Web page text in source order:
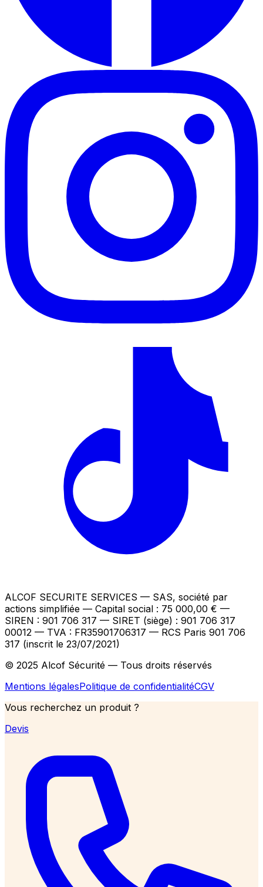
ALCOF SECURITE SERVICES — SAS, société par
actions simplifiée — Capital social : 75 000,00 € —
SIREN : 901 706 317 — SIRET (siège) : 901 706 317
00012 — TVA : FR35901706317 — RCS Paris 901 706
317 (inscrit le 23/07/2021)
© 2025 Alcof Sécurité — Tous droits réservés
Mentions légalesPolitique de confidentialitéCGV
Vous recherchez un produit ?
Devis